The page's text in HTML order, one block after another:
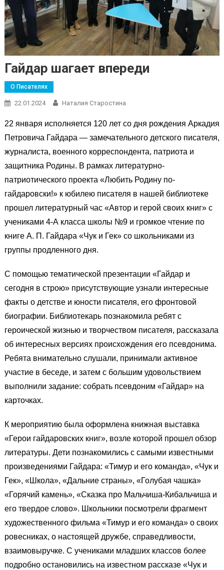
Гайдар шагает впереди
О Писателях
22.01.2024 Наталия Старостина
22 января исполняется 120 лет со дня рождения Аркадия
Петровича Гайдара — замечательного детского писателя,
журналиста, военного корреспондента, патриота и
защитника Родины. В рамках литературно-
патриотического проекта «Любить Родину по-
гайдаровски!» к юбилею писателя в нашей библиотеке
прошел литературный час «Автор и герой своих книг» с
учениками 4-А класса школы №9 и громкое чтение по
книге А. П. Гайдара «Чук и Гек» со школьниками из
группы продленного дня.
С помощью тематической презентации «Гайдар и
сегодня в строю» присутствующие узнали интересные
факты о детстве и юности писателя, его фронтовой
биографии. Библиотекарь познакомила ребят с
героической жизнью и творчеством писателя, рассказала
об интересных версиях происхождения его псевдонима.
Ребята внимательно слушали, принимали активное
участие в беседе, и затем с большим удовольствием
выполнили задание: собрать псевдоним «Гайдар» на
карточках.
К мероприятию была оформлена книжная выставка
«Герои гайдаровских книг», возле которой прошел обзор
литературы. Дети познакомились с самыми известными
произведениями Гайдара: «Тимур и его команда», «Чук и
Гек», «Школа», «Дальние страны», «Голубая чашка»
«Горячий камень», «Сказка про Мальчиша-Кибальчиша и
его твердое слово». Школьники посмотрели фрагмент
художественного фильма «Тимур и его команда» о своих
ровесниках, о настоящей дружбе, справедливости,
взаимовыручке. С учениками младших классов более
подробно остановились на известном рассказе «Чук и